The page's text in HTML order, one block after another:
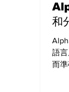
和
語
而